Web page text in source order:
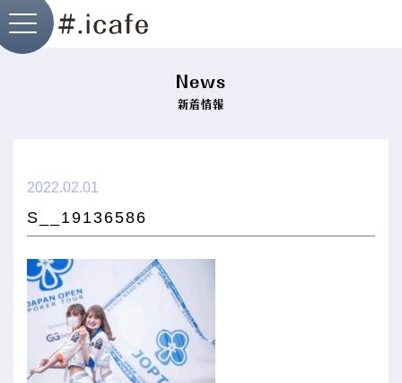
├ i.cafe神戸店
├ i.cafe北野店
├ I.Dog神戸店
├ cafepri
News
新着情報
2022.02.01
S__19136586